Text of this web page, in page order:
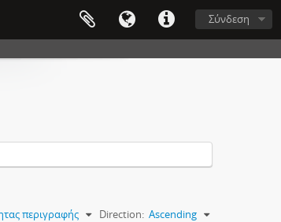
Σύνδεση
περιγραφής Direction: Ascending